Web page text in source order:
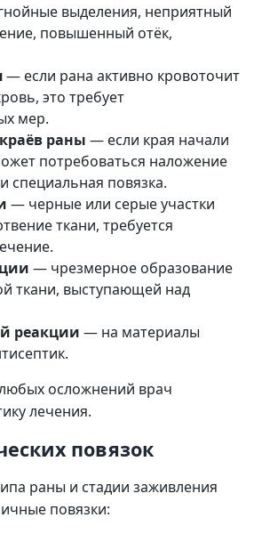
выделения, неприятный
повышенный отёк,
— если рана активно кровоточит
это требует
мер.
раны — если края начали
потребоваться наложение
специальная повязка.
— черные или серые участки
ткани, требуется
— чрезмерное образование
ткани, выступающей над
реакции — на материалы
осложнений врач
лечения.
повязок
раны и стадии заживления
повязки: